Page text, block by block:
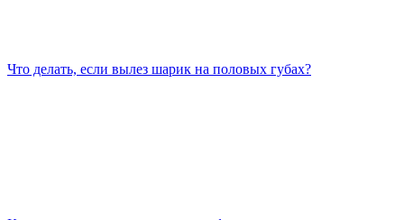
Что делать, если вылез шарик на половых губах?